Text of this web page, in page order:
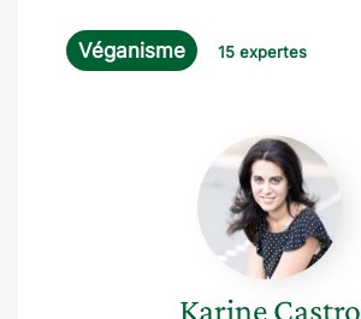
Véganisme 15 expertes
Karine
Castro
Karine Castro